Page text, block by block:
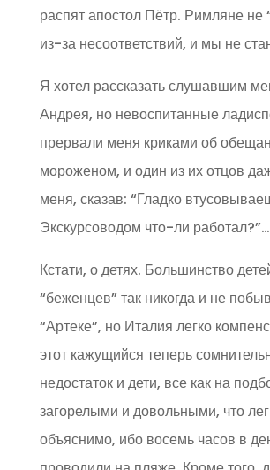
распят апостол Пётр. Римляне не
из-за несоответствий, и мы не
Я хотел рассказать слушавшим
Андрея, но невоспитанные
прервали меня криками об
мороженом, и один из их отцов
меня, сказав: “Гладко
Экскурсоводом что-ли работал?”…
Кстати, о детях. Большинство
“беженцев” так никогда и не
“Артеке”, но Италия легко
этот кажущийся теперь
недостаток и дети, все как на
загорелыми и довольными, что
объяснимо, ибо восемь часов в